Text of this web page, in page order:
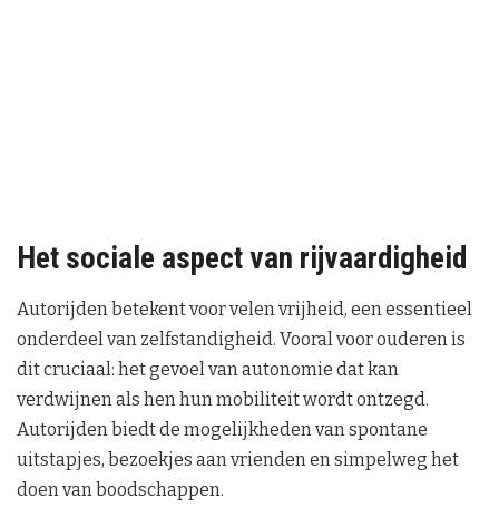
Het sociale aspect van rijvaardigheid
Autorijden betekent voor velen vrijheid, een essentieel
onderdeel van zelfstandigheid. Vooral voor ouderen is
dit cruciaal: het gevoel van autonomie dat kan
verdwijnen als hen hun mobiliteit wordt ontzegd.
Autorijden biedt de mogelijkheden van spontane
uitstapjes, bezoekjes aan vrienden en simpelweg het
doen van boodschappen.